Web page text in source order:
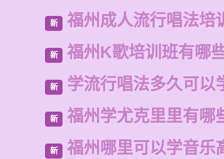
新 福州成人流行唱法培
新 福州K歌培训班有哪
新 学流行唱法多久可以
新 福州学尤克里里有哪
新 福州哪里可以学音乐